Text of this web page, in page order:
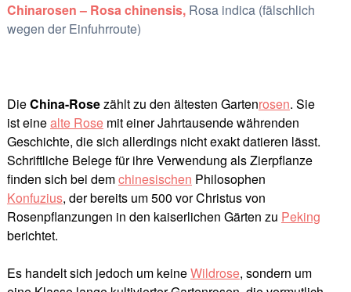
Chinarosen – Rosa chinensis, Rosa indica (fälschlich
wegen der Einfuhrroute)
DieChina-Rosezählt zu den ältesten Gartenrosen. Sie
ist einealte Rosemit einer Jahrtausende währenden
Geschichte, die sich allerdings nicht exakt datieren lässt.
Schriftliche Belege für ihre Verwendung als Zierpflanze
finden sich bei demchinesischen Philosophen
Konfuzius, der bereits um 500 vor Christus von
Rosenpflanzungen in den kaiserlichen Gärten zu Peking
berichtet.
Es handelt sich jedoch um keineWildrose, sondern um